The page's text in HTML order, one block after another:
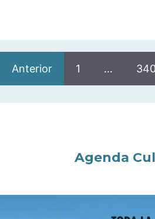
Anterior 1 … 340
Agenda